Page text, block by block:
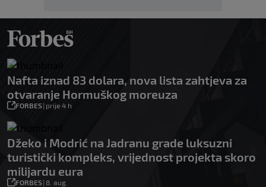
Nafta iznad 83 dolara, nova lista zahtjeva za
otvaranje Hormuškog moreuza
FORBES| prije 4 h
Džeko i Modrić na Jadranu grade luksuzni
turistički kompleks, vrijednost projekta skoro
milijardu eura
FORBES| 8. aug.